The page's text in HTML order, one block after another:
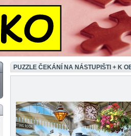
PUZZLE ČEKÁNÍ NA NÁSTUPIŠTI + K